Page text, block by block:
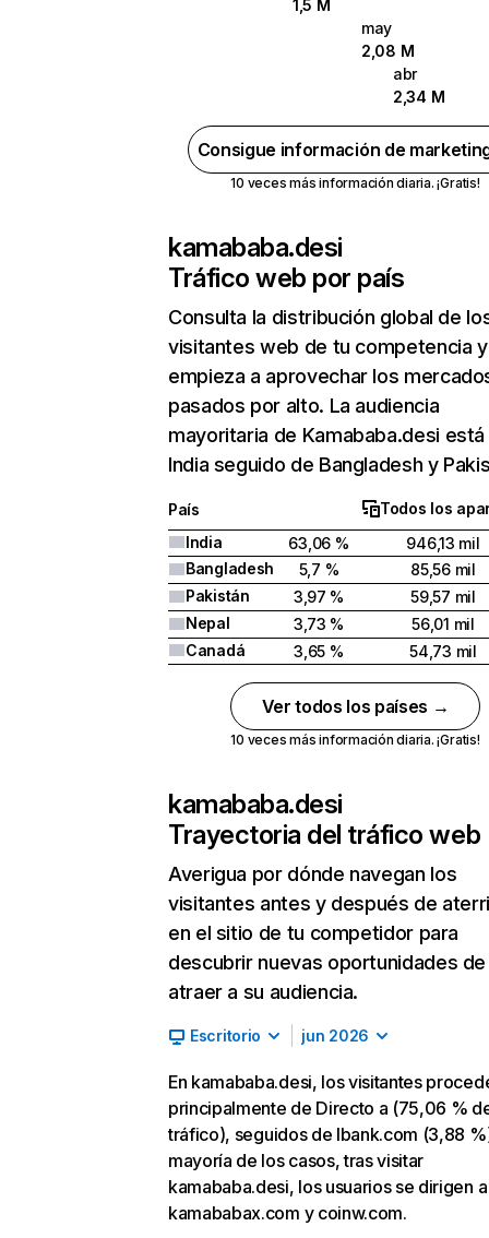
1,5 M
may
2,08 M
abr
2,34 M
Consigue información de
10 veces más información diaria. ¡Gratis!
kamababa.desi
Tráfico web por país
Consulta la distribución global de
visitantes web de tu competencia y
empieza a aprovechar los
pasados por alto. La audiencia
mayoritaria de Kamababa.desi está
India seguido de Bangladesh y
País
Todos los
India
63,06 %
946,13 mil
Bangladesh
5,7 %
85,56 mil
Pakistán
3,97 %
59,57 mil
Nepal
3,73 %
56,01 mil
Canadá
3,65 % 54,73 mil
Ver todos los países →
10 veces más información diaria. ¡Gratis!
kamababa.desi
Trayectoria del tráfico web
Averigua por dónde navegan los
visitantes antes y después de
en el sitio de tu competidor para
descubrir nuevas oportunidades de
atraer a su audiencia.
Escritorio jun 2026
En kamababa.desi, los visitantes
principalmente de Directo a (75,06 %
tráfico), seguidos de lbank.com (3,88
mayoría de los casos, tras visitar
kamababa.desi, los usuarios se dirigen a
kamababax.com y coinw.com.